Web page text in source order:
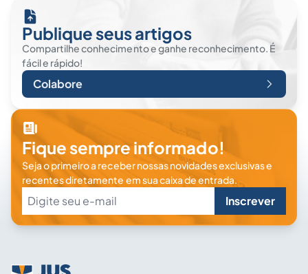
Publique seus artigos
Compartilhe conhecimento e ganhe reconhecimento. É
fácil e rápido!
Colabore
Fique sempre informado!
Seja o primeiro a receber nossas novidades exclusivas e
recentes diretamente em sua caixa de entrada.
Inscrever